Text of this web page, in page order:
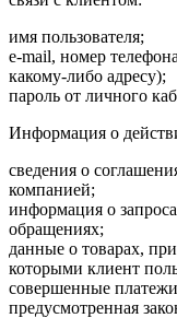
имя пользователя;
e-mail, номер
какому-либо адресу);
пароль от личного
Информация о
сведения о
компанией;
информация о
обращениях;
данные о товарах,
которыми клиент
совершенные
предусмотренная